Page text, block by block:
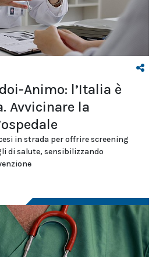
Animo: l’Italia è
Avvicinare la
in strada per offrire screening
di salute, sensibilizzando